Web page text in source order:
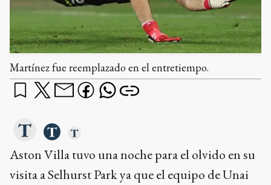
Martínez fue reemplazado en el entretiempo.
Aston Villa tuvo una noche para el olvido en su
visita a Selhurst Park ya que el equipo de Unai